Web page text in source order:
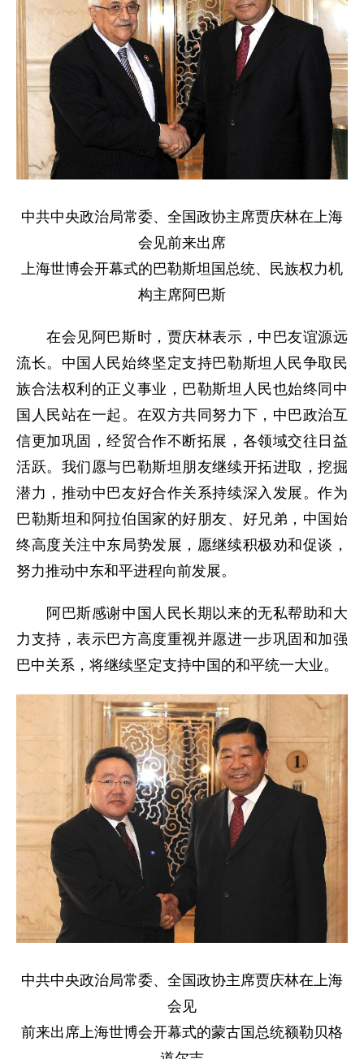
中共中央政治局常委、全国政协主席贾庆林在上海
会见前来出席
上海世博会开幕式的巴勒斯坦国总统、民族权力机
构主席阿巴斯
在会见阿巴斯时，贾庆林表示，中巴友谊源远
流长。中国人民始终坚定支持巴勒斯坦人民争取民
族合法权利的正义事业，巴勒斯坦人民也始终同中
国人民站在一起。在双方共同努力下，中巴政治互
信更加巩固，经贸合作不断拓展，各领域交往日益
活跃。我们愿与巴勒斯坦朋友继续开拓进取，挖掘
潜力，推动中巴友好合作关系持续深入发展。作为
巴勒斯坦和阿拉伯国家的好朋友、好兄弟，中国始
终高度关注中东局势发展，愿继续积极劝和促谈，
努力推动中东和平进程向前发展。
阿巴斯感谢中国人民长期以来的无私帮助和大
力支持，表示巴方高度重视并愿进一步巩固和加强
巴中关系，将继续坚定支持中国的和平统一大业。
中共中央政治局常委、全国政协主席贾庆林在上海
会见
前来出席上海世博会开幕式的蒙古国总统额勒贝格